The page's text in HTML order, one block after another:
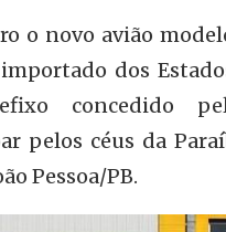
o novo avião
dos
concedido
pelos céus da
Pessoa/PB.